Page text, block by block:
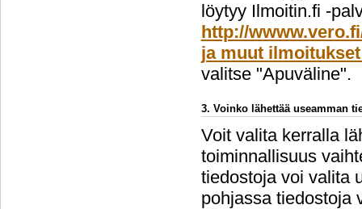
löytyy Ilmoitin.fi -
http://
ja muut
valitse "Apuväline".
3. Voinko lähettää useamman
Voit valita kerralla
toiminnallisuus
tiedostoja voi valita
pohjassa tiedostoja